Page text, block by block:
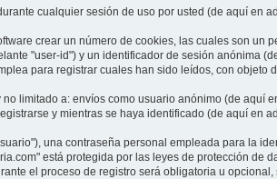
cualquier sesión de uso por usted (de aquí en
crear un número de cookies, las cuales son un
"user-id") y un identificador de sesión anónima
para registrar cuales han sido leídos, con objeto
limitado a: envíos como usuario anónimo (de aquí
y mientras se haya identificado (de aquí en
una contraseña personal empleada para la
está protegida por las leyes de protección de
el proceso de registro será obligatoria u